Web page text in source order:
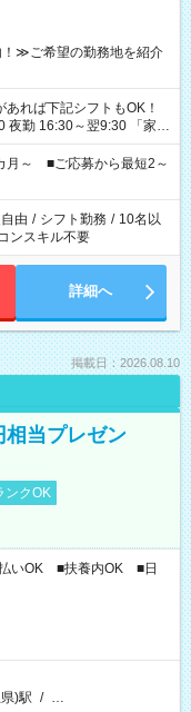
≫ご希望の勤務地を紹介
16:30～翌9:30 「家族
夕飯の準備がしたい」
ご希望を教えてください
計で週40時間を超える場
月～ ■ご応募から最短2～
由 / シフト勤務 / 10名以
ンスキル不要
詳細へ
掲載日：2026.08.10
相当プレゼン
ンクOK
いOK ■扶養内OK ■日
)駅 / …